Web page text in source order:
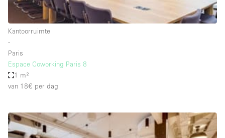
Advertentieruimte
Atelier / Werkplaats
Boetiek / Winkel
Conferentieruimte
Container
Kantoorruimte
∙
Paris
Espace Coworking Paris 8
1 m²
van 18€ per dag